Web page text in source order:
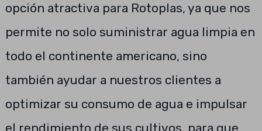
opción atractiva para Rotoplas, ya que nos
permite no solo suministrar agua limpia en
todo el continente americano, sino
también ayudar a nuestros clientes a
optimizar su consumo de agua e impulsar
el rendimiento de sus cultivos, para que